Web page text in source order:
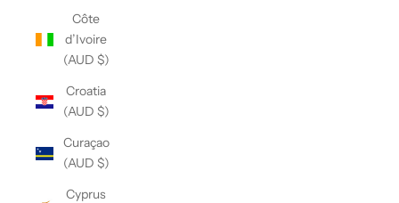
Côte
d’Ivoire
(AUD $)
Croatia
(AUD $)
Curaçao
(AUD $)
Cyprus